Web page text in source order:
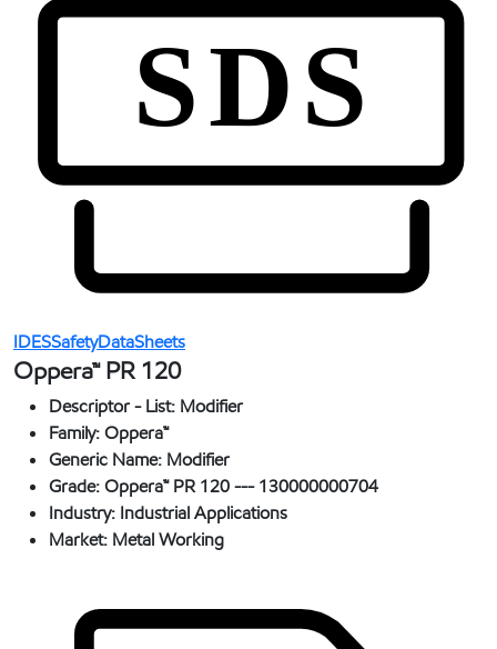
IDESSafetyDataSheets
Oppera™ PR 120
Descriptor - List: Modifier
Family:Oppera™
Generic Name: Modifier
Grade:Oppera™ PR 120 --- 130000000704
Industry: Industrial Applications
Market: Metal Working